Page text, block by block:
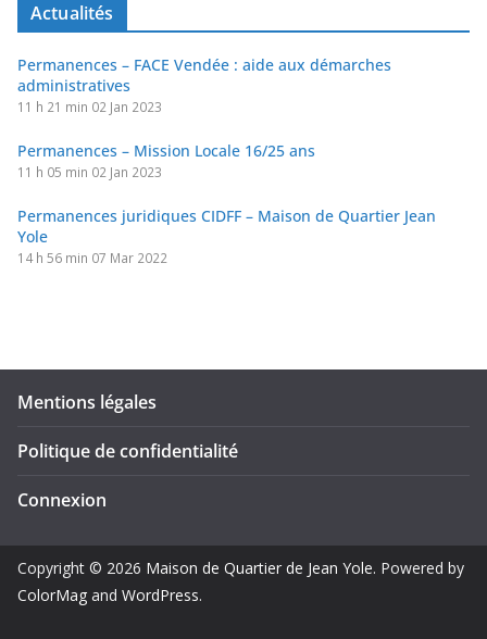
Actualités
Permanences – FACE Vendée : aide aux démarches
administratives
11 h 21 min 02 Jan 2023
Permanences – Mission Locale 16/25 ans
11 h 05 min 02 Jan 2023
Permanences juridiques CIDFF – Maison de Quartier Jean
Yole
14 h 56 min 07 Mar 2022
Mentions légales
Politique de confidentialité
Connexion
Copyright © 2026 Maison de Quartier de Jean Yole. Powered by
ColorMag and WordPress.